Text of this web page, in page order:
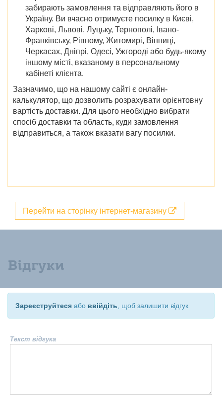
забирають замовлення та відправляють його в
Україну. Ви вчасно отримуєте посилку в Києві,
Харкові, Львові, Луцьку, Тернополі, Івано-
Франківську, Рівному, Житомирі, Вінниці,
Черкасах, Дніпрі, Одесі, Ужгороді або будь-якому
іншому місті, вказаному в персональному
кабінеті клієнта.
Зазначимо, що на нашому сайті є онлайн-
калькулятор, що дозволить розрахувати орієнтовну
вартість доставки. Для цього необхідно вибрати
спосіб доставки та область, куди замовлення
відправиться, а також вказати вагу посилки.
Перейти на сторінку інтернет-магазину
Відгуки
Зареєструйтеся або ввійдіть , щоб залишити відгук
Текст відгука